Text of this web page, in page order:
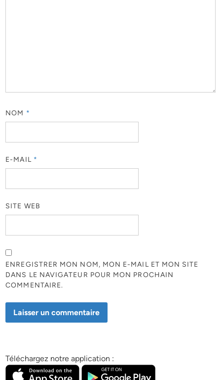
NOM *
E-MAIL *
SITE WEB
ENREGISTRER MON NOM, MON E-MAIL ET MON SITE
DANS LE NAVIGATEUR POUR MON PROCHAIN
COMMENTAIRE.
Téléchargez notre application :